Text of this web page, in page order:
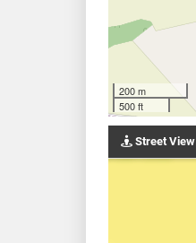
200 m
500 ft
Street View